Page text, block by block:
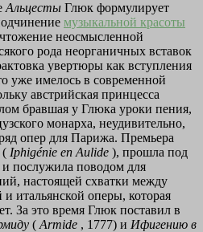
Альцесты Глюк формулирует
музыкальной красоты
неосмысленной
рода неорганичных вставок
увертюры как вступления
уже имелось в современной
австрийская принцесса
бравшая у Глюка уроки пения,
монарха, неудивительно,
опер для Парижа. Премьера
( Iphigénie en Aulide ), прошла под
послужила поводом для
настоящей схватки между
итальянской оперы, которая
За это время Глюк поставил в
( Armide , 1777) и Ифигению в